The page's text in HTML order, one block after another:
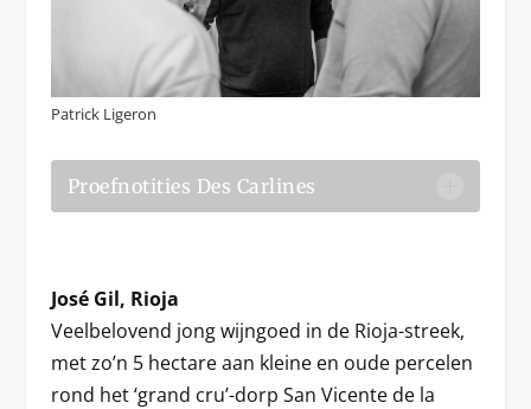
Patrick Ligeron
Proefnotities Des Carlines
José Gil, Rioja
Veelbelovend jong wijngoed in de Rioja-streek,
met zo’n 5 hectare aan kleine en oude percelen
rond het ‘grand cru’-dorp San Vicente de la